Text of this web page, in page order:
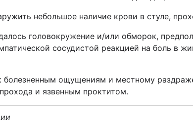
небольшое наличие крови в стуле,
головокружение и/или обморок,
сосудистой реакцией на боль в
ощущениям и местному
и язвенным проктитом.